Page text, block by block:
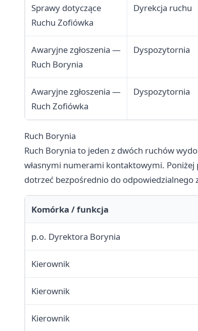
Sprawy dotyczące
Ruchu Zofiówka
Dyrekcja ruchu
Awaryjne zgłoszenia —
Ruch Borynia
Dyspozytornia
Awaryjne zgłoszenia —
Ruch Zofiówka
Dyspozytornia
Ruch Borynia
Ruch Borynia to jeden z dwóch ruchów
własnymi numerami kontaktowymi.
dotrzeć bezpośrednio do odpowiedzialnego
Komórka / funkcja
p.o. Dyrektora Borynia
Kierownik
Kierownik
Kierownik